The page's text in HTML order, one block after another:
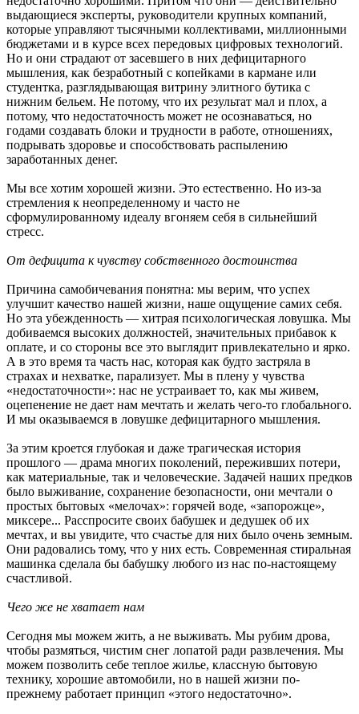
выдающиеся эксперты, руководители крупных компаний,
которые управляют тысячными коллективами, миллионными
бюджетами и в курсе всех передовых цифровых технологий.
Но и они страдают от засевшего в них дефицитарного
мышления, как безработный с копейками в кармане или
студентка, разглядывающая витрину элитного бутика с
нижним бельем. Не потому, что их результат мал и плох, а
потому, что недостаточность может не осознаваться, но
годами создавать блоки и трудности в работе, отношениях,
подрывать здоровье и способствовать распылению
заработанных денег.
Мы все хотим хорошей жизни. Это естественно. Но из-за
стремления к неопределенному и часто не
сформулированному идеалу вгоняем себя в сильнейший
стресс.
От дефицита к чувству собственного достоинства
Причина самобичевания понятна: мы верим, что успех
улучшит качество нашей жизни, наше ощущение самих себя.
Но эта убежденность — хитрая психологическая ловушка. Мы
добиваемся высоких должностей, значительных прибавок к
оплате, и со стороны все это выглядит привлекательно и ярко.
А в это время та часть нас, которая как будто застряла в
страхах и нехватке, парализует. Мы в плену у чувства
«недостаточности»: нас не устраивает то, как мы живем,
оцепенение не дает нам мечтать и желать чего-то глобального.
И мы оказываемся в ловушке дефицитарного мышления.
За этим кроется глубокая и даже трагическая история
прошлого — драма многих поколений, переживших потери,
как материальные, так и человеческие. Задачей наших предков
было выживание, сохранение безопасности, они мечтали о
простых бытовых «мелочах»: горячей воде, «запорожце»,
миксере... Расспросите своих бабушек и дедушек об их
мечтах, и вы увидите, что счастье для них было очень земным.
Они радовались тому, что у них есть. Современная стиральная
машинка сделала бы бабушку любого из нас по-настоящему
счастливой.
Чего же не хватает нам
Сегодня мы можем жить, а не выживать. Мы рубим дрова,
чтобы размяться, чистим снег лопатой ради развлечения. Мы
можем позволить себе теплое жилье, классную бытовую
технику, хорошие автомобили, но в нашей жизни по-
прежнему работает принцип «этого недостаточно».